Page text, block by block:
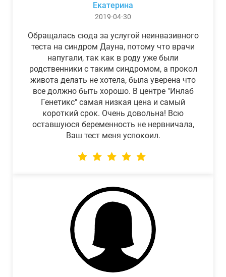
Екатерина
2019-04-30
Обращалась сюда за услугой неинвазивного
теста на синдром Дауна, потому что врачи
напугали, так как в роду уже были
родственники с таким синдромом, а прокол
живота делать не хотела, была уверена что
все должно быть хорошо. В центре "Инлаб
Генетикс" самая низкая цена и самый
короткий срок. Очень довольна! Всю
оставшуюся беременность не нервничала,
Ваш тест меня успокоил.